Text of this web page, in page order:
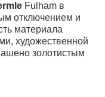
Fulham в
отключением и
материала
художественной
золотистым